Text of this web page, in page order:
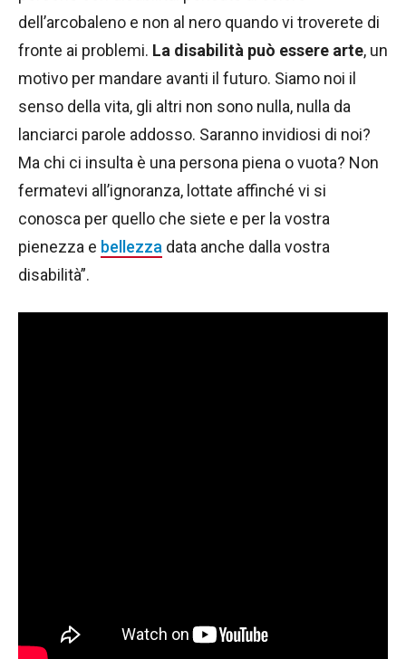
dell’arcobaleno e non al nero quando vi troverete di
fronte ai problemi. La disabilità può essere arte, un
motivo per mandare avanti il futuro. Siamo noi il
senso della vita, gli altri non sono nulla, nulla da
lanciarci parole addosso. Saranno invidiosi di noi?
Ma chi ci insulta è una persona piena o vuota? Non
fermatevi all’ignoranza, lottate affinché vi si
conosca per quello che siete e per la vostra
pienezza e bellezza data anche dalla vostra
disabilità”.